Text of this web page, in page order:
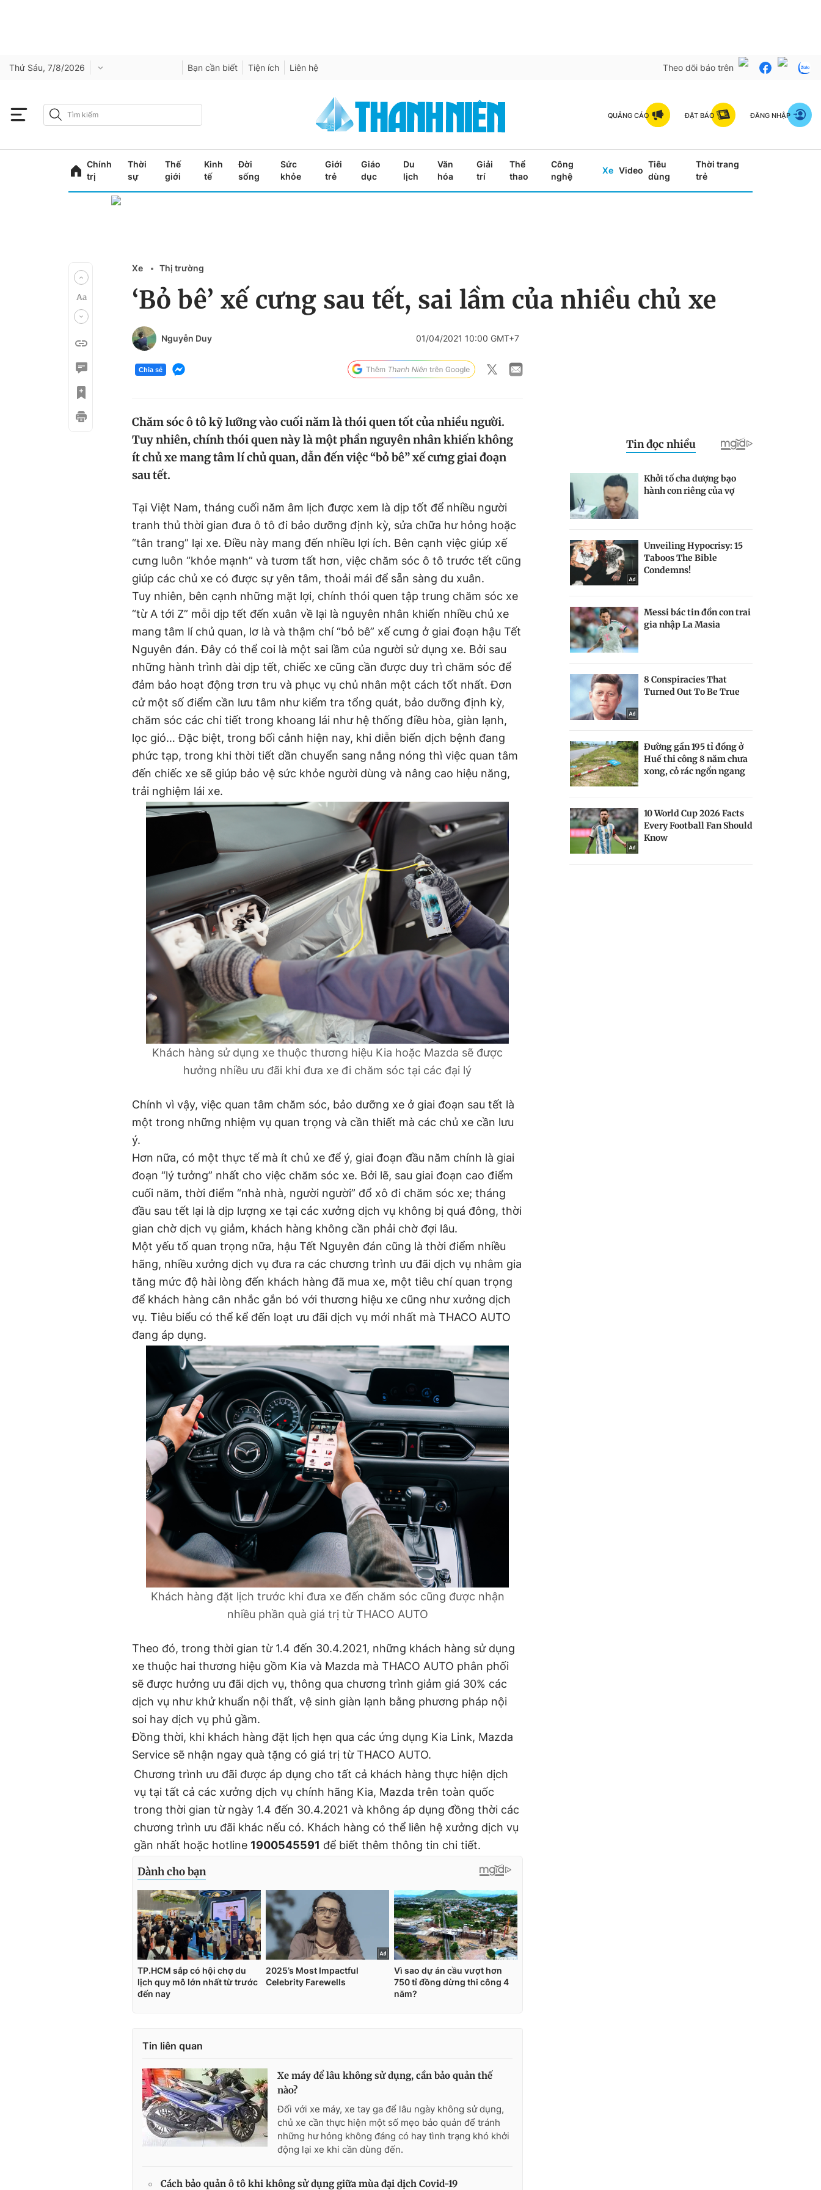
Thứ Sáu, 7/8/2026 Bạn cần biết Tiện ích Liên hệ Theo dõi báo trên
QUẢNG CÁO ĐẶT BÁO ĐĂNG NHẬP
Chính
trị
Thời
sự
Thế
giới
Kinh
tế
Đời
sống
Sức
khỏe
Giới
trẻ
Giáo
dục
Du
lịch
Văn
hóa
Giải
trí
Thể
thao
Công
nghệ
Xe Video
Tiêu
dùng
Thời trang
trẻ
Xe Thị trường
‘Bỏ bê’ xế cưng sau tết, sai lầm của nhiều chủ xe
Nguyễn Duy 01/04/2021 10:00 GMT+7
Chia sẻ
Chăm sóc ô tô kỹ lưỡng vào cuối năm là thói quen tốt của nhiều người.
Tuy nhiên, chính thói quen này là một phần nguyên nhân khiến không
ít chủ xe mang tâm lí chủ quan, dẫn đến việc “bỏ bê” xế cưng giai đoạn
sau tết.
Tại Việt Nam, tháng cuối năm âm lịch được xem là dịp tốt để nhiều người
tranh thủ thời gian đưa ô tô đi bảo dưỡng định kỳ, sửa chữa hư hỏng hoặc
“tân trang” lại xe. Điều này mang đến nhiều lợi ích. Bên cạnh việc giúp xế
cưng luôn “khỏe mạnh” và tươm tất hơn, việc chăm sóc ô tô trước tết cũng
giúp các chủ xe có được sự yên tâm, thoải mái để sẵn sàng du xuân.
Tuy nhiên, bên cạnh những mặt lợi, chính thói quen tập trung chăm sóc xe
“từ A tới Z” mỗi dịp tết đến xuân về lại là nguyên nhân khiến nhiều chủ xe
mang tâm lí chủ quan, lơ là và thậm chí “bỏ bê” xế cưng ở giai đoạn hậu Tết
Nguyên đán. Đây có thể coi là một sai lầm của người sử dụng xe. Bởi sau
những hành trình dài dịp tết, chiếc xe cũng cần được duy trì chăm sóc để
đảm bảo hoạt động trơn tru và phục vụ chủ nhân một cách tốt nhất. Đơn
cử một số điểm cần lưu tâm như kiểm tra tổng quát, bảo dưỡng định kỳ,
chăm sóc các chi tiết trong khoang lái như hệ thống điều hòa, giàn lạnh,
lọc gió… Đặc biệt, trong bối cảnh hiện nay, khi diễn biến dịch bệnh đang
phức tạp, trong khi thời tiết dần chuyển sang nắng nóng thì việc quan tâm
đến chiếc xe sẽ giúp bảo vệ sức khỏe người dùng và nâng cao hiệu năng,
trải nghiệm lái xe.
Khách hàng sử dụng xe thuộc thương hiệu Kia hoặc Mazda sẽ được
hưởng nhiều ưu đãi khi đưa xe đi chăm sóc tại các đại lý
Chính vì vậy, việc quan tâm chăm sóc, bảo dưỡng xe ở giai đoạn sau tết là
một trong những nhiệm vụ quan trọng và cần thiết mà các chủ xe cần lưu
ý.
Hơn nữa, có một thực tế mà ít chủ xe để ý, giai đoạn đầu năm chính là giai
đoạn “lý tưởng” nhất cho việc chăm sóc xe. Bởi lẽ, sau giai đoạn cao điểm
cuối năm, thời điểm “nhà nhà, người người” đổ xô đi chăm sóc xe; tháng
đầu sau tết lại là dịp lượng xe tại các xưởng dịch vụ không bị quá đông, thời
gian chờ dịch vụ giảm, khách hàng không cần phải chờ đợi lâu.
Một yếu tố quan trọng nữa, hậu Tết Nguyên đán cũng là thời điểm nhiều
hãng, nhiều xưởng dịch vụ đưa ra các chương trình ưu đãi dịch vụ nhằm gia
tăng mức độ hài lòng đến khách hàng đã mua xe, một tiêu chí quan trọng
để khách hàng cân nhắc gắn bó với thương hiệu xe cũng như xưởng dịch
vụ. Tiêu biểu có thể kể đến loạt ưu đãi dịch vụ mới nhất mà THACO AUTO
đang áp dụng.
Khách hàng đặt lịch trước khi đưa xe đến chăm sóc cũng được nhận
nhiều phần quà giá trị từ THACO AUTO
Theo đó, trong thời gian từ 1.4 đến 30.4.2021, những khách hàng sử dụng
xe thuộc hai thương hiệu gồm Kia và Mazda mà THACO AUTO phân phối
sẽ được hưởng ưu đãi dịch vụ, thông qua chương trình giảm giá 30% các
dịch vụ như khử khuẩn nội thất, vệ sinh giàn lạnh bằng phương pháp nội
soi hay dịch vụ phủ gầm.
Đồng thời, khi khách hàng đặt lịch hẹn qua các ứng dụng Kia Link, Mazda
Service sẽ nhận ngay quà tặng có giá trị từ THACO AUTO.
Chương trình ưu đãi được áp dụng cho tất cả khách hàng thực hiện dịch
vụ tại tất cả các xưởng dịch vụ chính hãng Kia, Mazda trên toàn quốc
trong thời gian từ ngày 1.4 đến 30.4.2021 và không áp dụng đồng thời các
chương trình ưu đãi khác nếu có. Khách hàng có thể liên hệ xưởng dịch vụ
gần nhất hoặc hotline 1900545591 để biết thêm thông tin chi tiết.
Tin liên quan
Xe máy để lâu không sử dụng, cần bảo quản thế
nào?
Đối với xe máy, xe tay ga để lâu ngày không sử dụng,
chủ xe cần thực hiện một số mẹo bảo quản để tránh
những hư hỏng không đáng có hay tình trạng khó khởi
động lại xe khi cần dùng đến.
Cách bảo quản ô tô khi không sử dụng giữa mùa đại dịch Covid-19